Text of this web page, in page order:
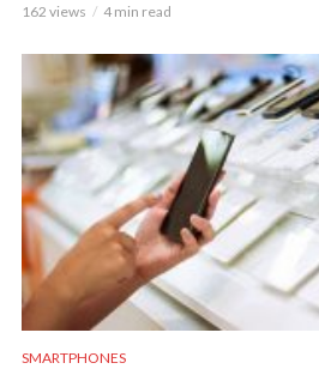
162 views 4 min read
SMARTPHONES